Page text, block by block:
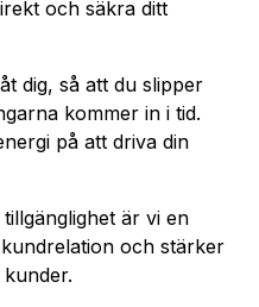
och säkra ditt
dig, så att du slipper
kommer in i tid.
på att driva din
är vi en
och stärker